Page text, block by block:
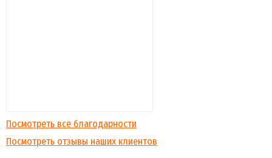
Посмотреть все благодарности
Посмотреть отзывы наших клиентов